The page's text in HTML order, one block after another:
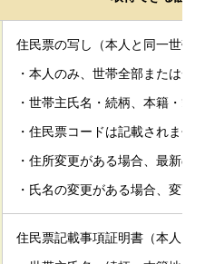
住民票の写し（本人と同一世帯
・本人のみ、世帯全部または一
・世帯主氏名・続柄、本籍・筆
・住民票コードは記載されませ
・住所変更がある場合、最新の
・氏名の変更がある場合、変更
住民票記載事項証明書（本人と